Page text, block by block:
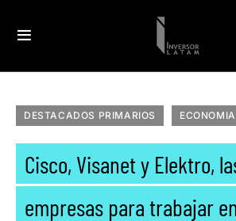
DESTACADOS PRIMARIOS ECONOMIA
Cisco, Visanet y Elektro,
empresas para trabajar